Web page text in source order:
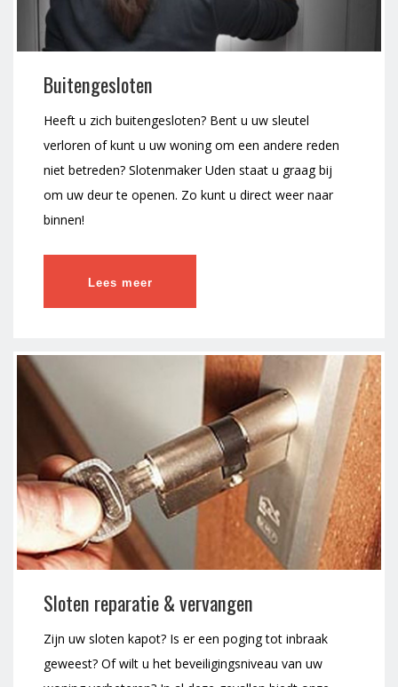
Buitengesloten
Heeft u zich buitengesloten? Bent u uw sleutel
verloren of kunt u uw woning om een andere reden
niet betreden? Slotenmaker Uden staat u graag bij
om uw deur te openen. Zo kunt u direct weer naar
binnen!
Lees meer
Sloten reparatie & vervangen
Zijn uw sloten kapot? Is er een poging tot inbraak
geweest? Of wilt u het beveiligingsniveau van uw